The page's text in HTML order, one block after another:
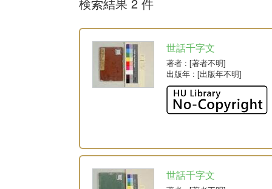
世話千字文
著者 : [著者不明]
出版年 : [出版年不明]
世話千字文